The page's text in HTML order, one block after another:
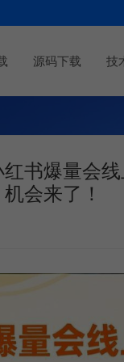
源码下载 技
书爆量会
会来了！